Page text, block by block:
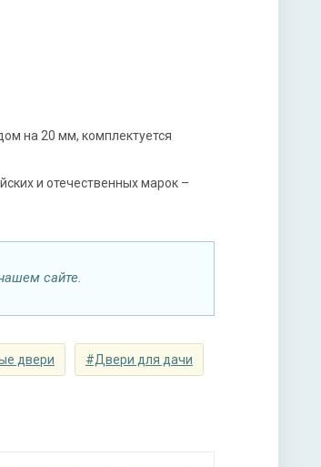
ригельный, 2-х оборотный
на 20 мм, комплектуется
и отечественных марок –
сайте.
двери #Двери для дачи